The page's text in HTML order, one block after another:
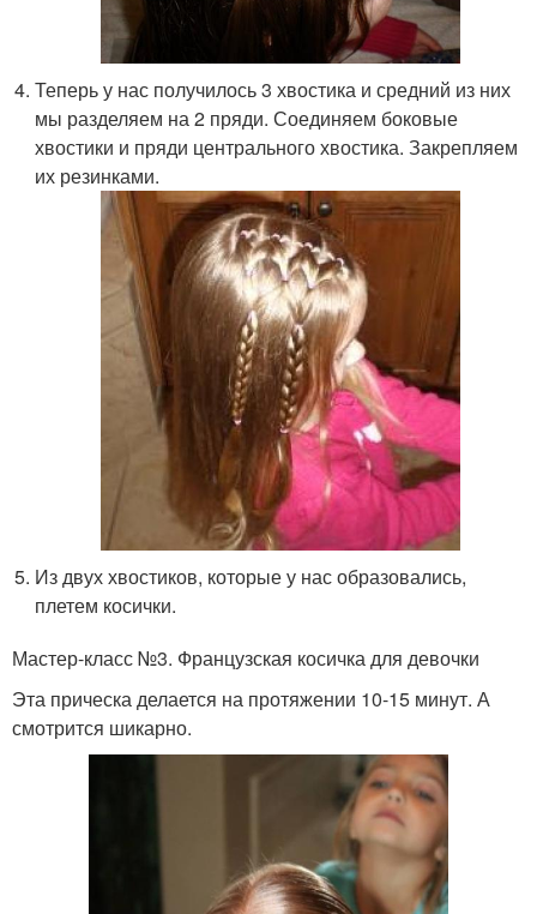
Теперь у нас получилось 3 хвостика и средний из них
мы разделяем на 2 пряди. Соединяем боковые
хвостики и пряди центрального хвостика. Закрепляем
их резинками.
Из двух хвостиков, которые у нас образовались,
плетем косички.
Мастер-класс №3. Французская косичка для девочки
Эта прическа делается на протяжении 10-15 минут. А
смотрится шикарно.